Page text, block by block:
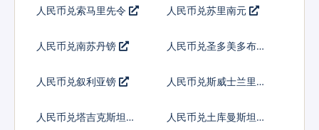
人民币兑索马里先令 人民币兑苏里南元
人民币兑南苏丹镑 人民币兑圣多美多布拉
人民币兑叙利亚镑
人民币兑斯威士兰里兰
人民币兑塔吉克斯坦索
人民币兑土库曼斯坦马